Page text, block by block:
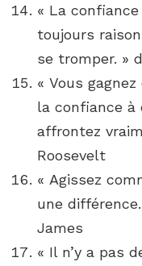
« La
toujours
se tromper. »
« Vous
la confiance à
affrontez
Roosevelt
« Agissez
une
James
« Il n’y a pas